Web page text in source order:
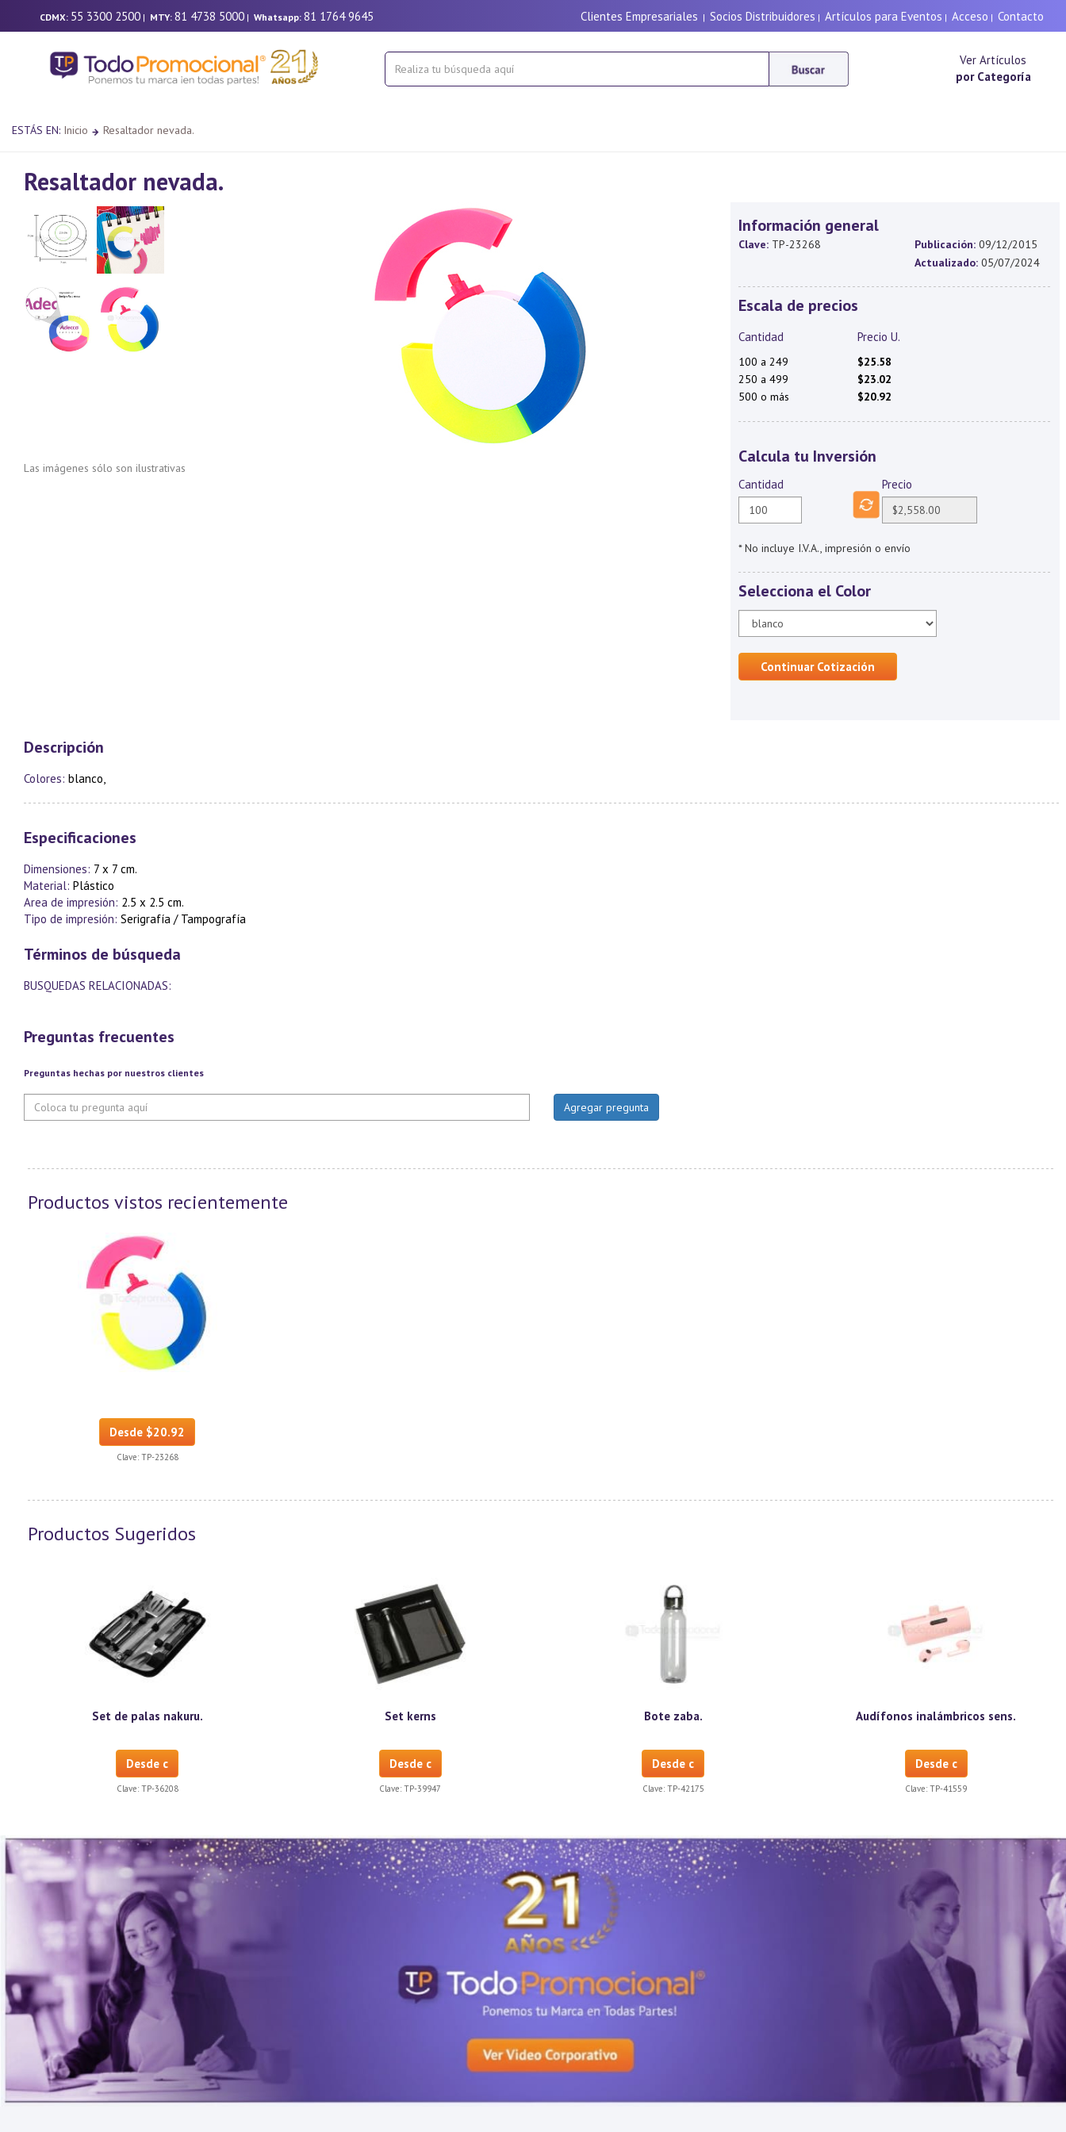
CDMX: 55 3300 2500 | MTY: 81 4738 5000 | Whatsapp: 81 1764 9645 Clientes Empresariales | Socios Distribuidores | Artículos para Eventos | Acceso | Contacto
Ver Artículos
por Categoría
ESTÁS EN: Inicio Resaltador nevada.
Resaltador nevada.
Las imágenes sólo son ilustrativas
Información general
Clave: TP-23268 Publicación: 09/12/2015
Actualizado: 05/07/2024
Escala de precios
Cantidad Precio U.
100 a 249
$25.58
250 a 499
$23.02
500 o más
$20.92
Calcula tu Inversión
Cantidad Precio
* No incluye I.V.A., impresión o envío
Selecciona el Color
Continuar Cotización
Descripción
Colores: blanco,
Especificaciones
Dimensiones: 7 x 7 cm.
Material: Plástico
Area de impresión: 2.5 x 2.5 cm.
Tipo de impresión: Serigrafía / Tampografía
Términos de búsqueda
BUSQUEDAS RELACIONADAS:
Preguntas frecuentes
Preguntas hechas por nuestros clientes
Productos vistos recientemente
Desde $20.92
Clave: TP-23268
Productos Sugeridos
Set de palas nakuru.
Desde c
Clave: TP-36208
Set kerns
Desde c
Clave:TP-39947
Bote zaba.
Desde c
Clave: TP-42175
Audífonos inalámbricos sens.
Desde c
Clave:TP-41559